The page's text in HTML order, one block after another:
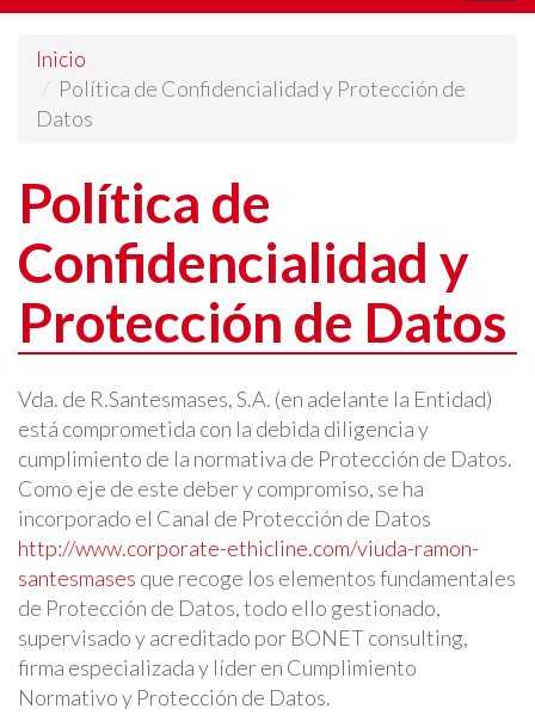
Inicio
Política de Confidencialidad y Protección de
Datos
Política de
Confidencialidad y
Protección de Datos
Vda. de R.Santesmases, S.A. (en adelante la Entidad)
está comprometida con la debida diligencia y
cumplimiento de la normativa de Protección de Datos.
Como eje de este deber y compromiso, se ha
incorporado el Canal de Protección de Datos
http://www.corporate-ethicline.com/viuda-ramon-
santesmases que recoge los elementos fundamentales
de Protección de Datos, todo ello gestionado,
supervisado y acreditado por BONET consulting,
firma especializada y líder en Cumplimiento
Normativo y Protección de Datos.